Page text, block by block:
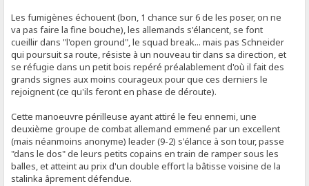
Les fumigènes échouent (bon, 1 chance sur 6 de les poser, on ne
va pas faire la fine bouche), les allemands s'élancent, se font
cueillir dans "l'open ground", le squad break... mais pas Schneider
qui poursuit sa route, résiste à un nouveau tir dans sa direction, et
se réfugie dans un petit bois repéré préalablement d'où il fait des
grands signes aux moins courageux pour que ces derniers le
rejoignent (ce qu'ils feront en phase de déroute).
Cette manoeuvre périlleuse ayant attiré le feu ennemi, une
deuxième groupe de combat allemand emmené par un excellent
(mais néanmoins anonyme) leader (9-2) s'élance à son tour, passe
"dans le dos" de leurs petits copains en train de ramper sous les
balles, et atteint au prix d'un double effort la bâtisse voisine de la
stalinka âprement défendue.